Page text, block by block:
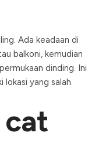
Ada keadaan di
balkoni, kemudian
dinding. Ini
lokasi yang salah.
cat